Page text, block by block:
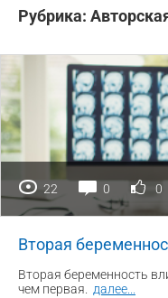
Рубрика:
22 0 0
Вторая
Вторая беременность
чем первая. далее...